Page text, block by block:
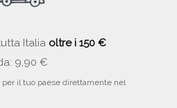
Italia oltre i 150 €
9,90 €
il tuo paese direttamente nel